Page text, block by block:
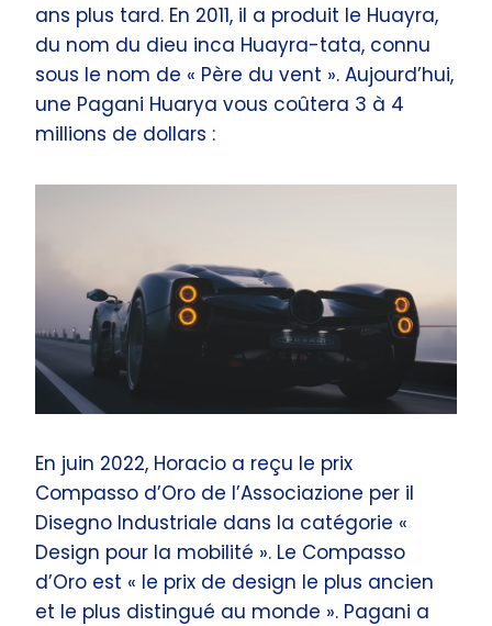
ans plus tard. En 2011, il a produit le Huayra,
du nom du dieu inca Huayra-tata, connu
sous le nom de « Père du vent ». Aujourd’hui,
une Pagani Huarya vous coûtera 3 à 4
millions de dollars :
En juin 2022, Horacio a reçu le prix
Compasso d’Oro de l’Associazione per il
Disegno Industriale dans la catégorie «
Design pour la mobilité ». Le Compasso
d’Oro est « le prix de design le plus ancien
et le plus distingué au monde ». Pagani a